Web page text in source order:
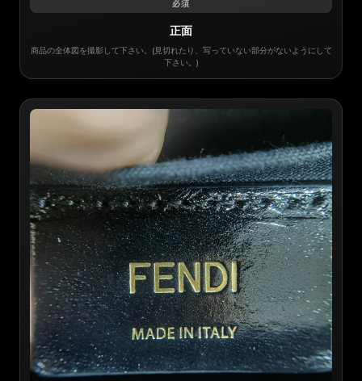
必須
正面
商品の全体図を撮影して下さい。(見切れたり、写っていない部分がないようにして
下さい。)